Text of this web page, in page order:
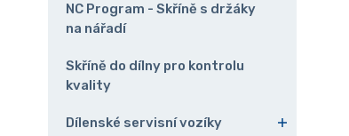
NC Program - Skříně s držáky
na nářadí
Skříně do dílny pro kontrolu
kvality
Dílenské servisní vozíky